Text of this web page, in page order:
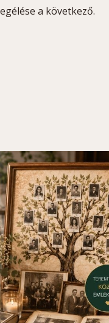
a következő.